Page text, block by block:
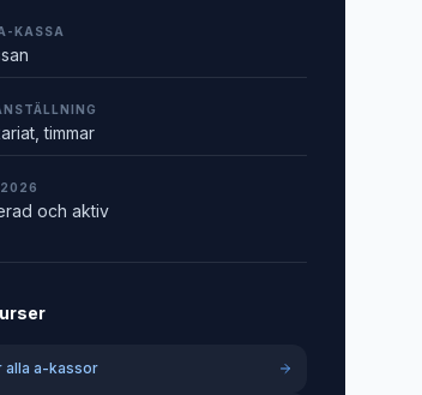
KASSA
timmar
och aktiv
alla a-kassor